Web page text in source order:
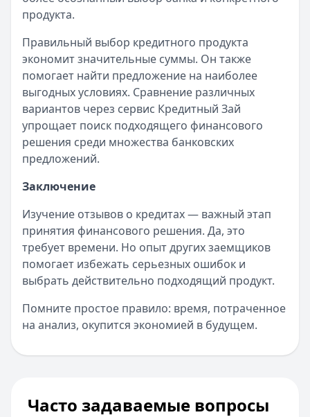
продукта.
Правильный выбор кредитного продукта
экономит значительные суммы. Он также
помогает найти предложение на наиболее
выгодных условиях. Сравнение различных
вариантов через сервис Кредитный Зай
упрощает поиск подходящего финансового
решения среди множества банковских
предложений.
Заключение
Изучение отзывов о кредитах — важный этап
принятия финансового решения. Да, это
требует времени. Но опыт других заемщиков
помогает избежать серьезных ошибок и
выбрать действительно подходящий продукт.
Помните простое правило: время, потраченное
на анализ, окупится экономией в будущем.
Часто задаваемые вопросы